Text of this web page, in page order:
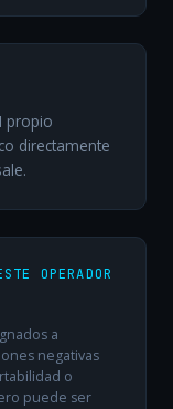
propio
directamente
OPERADOR
a
negativas
o
puede ser